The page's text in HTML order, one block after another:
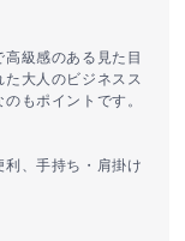
級感のある見た目
大人のビジネスス
もポイントです。
、手持ち・肩掛け